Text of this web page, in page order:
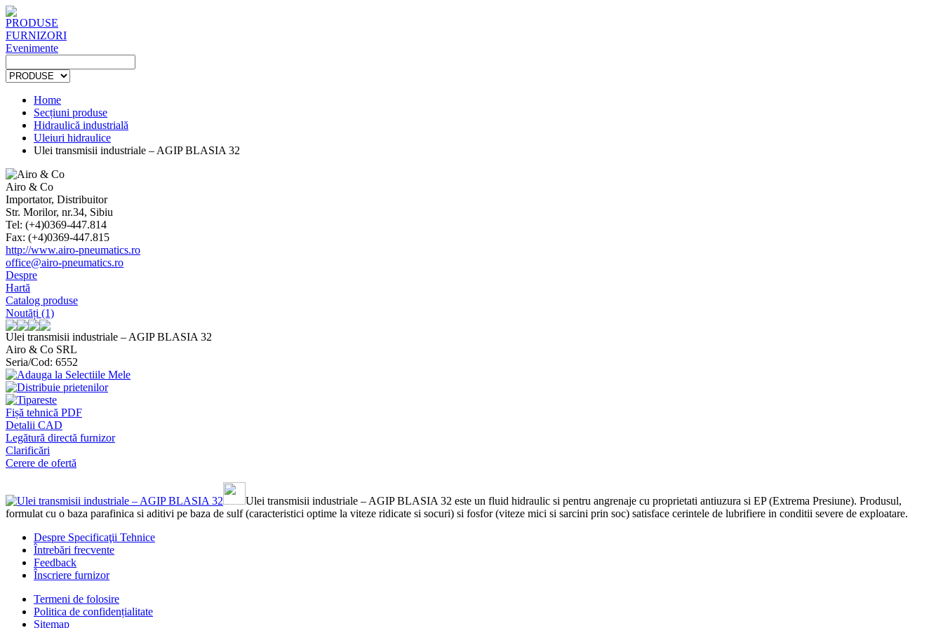
PRODUSE
FURNIZORI
Evenimente
Home
Secțiuni produse
Hidraulică industrială
Uleiuri hidraulice
Ulei transmisii industriale – AGIP BLASIA 32
Airo & Co
Importator, Distribuitor
Str. Morilor, nr.34, Sibiu
Tel: (+4)0369-447.814
Fax: (+4)0369-447.815
http://www.airo-pneumatics.ro
office@airo-pneumatics.ro
Despre
Hartă
Catalog produse
Noutăți (1)
Ulei transmisii industriale – AGIP BLASIA 32
Airo & Co SRL
Seria/Cod: 6552
Fișă tehnică PDF
Detalii CAD
Legătură directă furnizor
Clarificări
Cerere de ofertă
Ulei transmisii industriale – AGIP BLASIA 32 este un fluid hidraulic si pentru angrenaje cu proprietati antiuzura si EP (Extrema Presiune). Produsul,
formulat cu o baza parafinica si aditivi pe baza de sulf (caracteristici optime la viteze ridicate si socuri) si fosfor (viteze mici si sarcini prin soc) satisface cerintele de lubrifiere in conditii severe de exploatare.
Despre Specificaţii Tehnice
Întrebări frecvente
Feedback
Înscriere furnizor
Termeni de folosire
Politica de confidențialitate
Sitemap